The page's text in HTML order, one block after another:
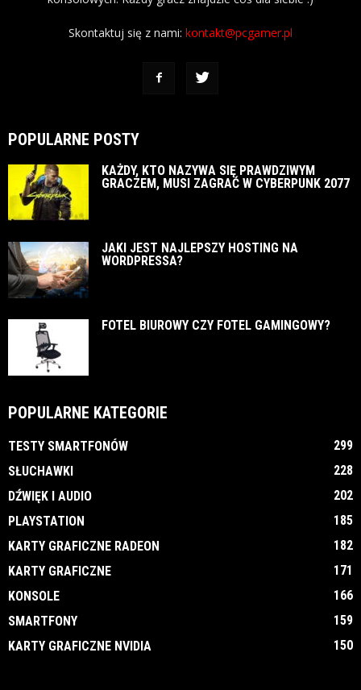
Skontaktuj się z nami: kontakt@pcgamer.pl
POPULARNE POSTY
KAŻDY, KTO NAZYWA SIĘ PRAWDZIWYM
GRACZEM, MUSI ZAGRAĆ W CYBERPUNK 2077
JAKI JEST NAJLEPSZY HOSTING NA
WORDPRESSA?
FOTEL BIUROWY CZY FOTEL GAMINGOWY?
POPULARNE KATEGORIE
TESTY SMARTFONÓW
299
SŁUCHAWKI
228
DŹWIĘK I AUDIO
202
PLAYSTATION
185
KARTY GRAFICZNE RADEON
182
KARTY GRAFICZNE
171
KONSOLE
166
SMARTFONY
159
KARTY GRAFICZNE NVIDIA
150